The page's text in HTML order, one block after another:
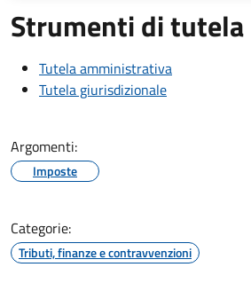
Strumenti di tutela
Tutela amministrativa
Tutela giurisdizionale
Argomenti:
Imposte
Categorie:
Tributi, finanze e contravvenzioni